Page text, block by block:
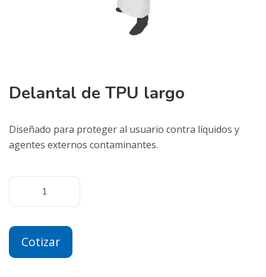
Delantal de TPU largo
Diseñado para proteger al usuario contra líquidos y
agentes externos contaminantes.
Cotizar